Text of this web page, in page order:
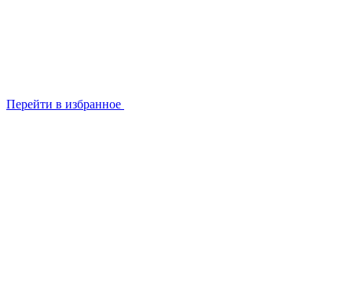
Перейти в избранное